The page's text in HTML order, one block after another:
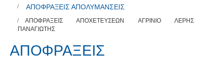
ΑΠΟΦΡΑΞΕΙΣ ΑΠΟΛΥΜΑΝΣΕΙΣ
ΑΠΟΦΡΑΞΕΙΣ ΑΠΟΧΕΤΕΥΣΕΩΝ ΑΓΡΙΝΙΟ ΛΕΡΗΣ
ΠΑΝΑΓΙΩΤΗΣ
ΑΠΟΦΡΑΞΕΙΣ